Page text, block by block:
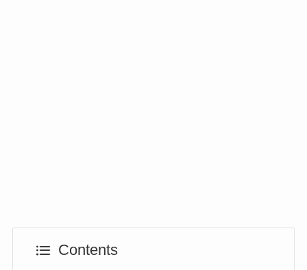
Contents